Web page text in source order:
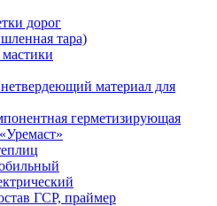
дорог
тара)
материал для
герметизирующая
ГСР, праймер